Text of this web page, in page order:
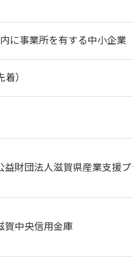
に事業所を有する中小企業
）
益財団法人滋賀県産業支援
賀中央信用金庫